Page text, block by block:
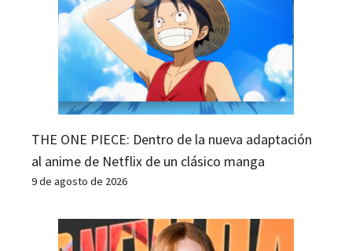
THE ONE PIECE: Dentro de la nueva adaptación
al anime de Netflix de un clásico manga
9 de agosto de 2026